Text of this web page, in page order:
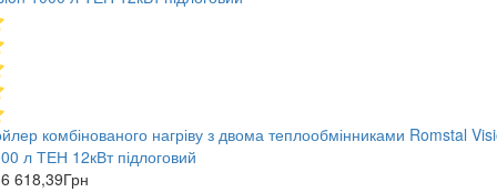
комбінованого нагріву з двома теплообмінниками Romstal
л ТЕН 12кВт підлоговий
618,39Грн